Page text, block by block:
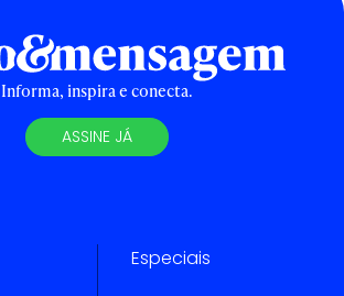
Informa, inspira e conecta.
ASSINE JÁ
Especiais